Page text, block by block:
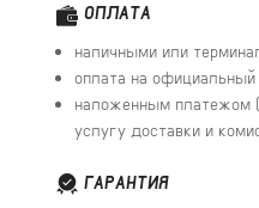
ОПЛАТА
наличными или
оплата на официальный
наложенным платежом
услугу доставки и
ГАРАНТИЯ